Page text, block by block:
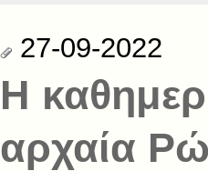
27-09-2022
H
αρχαία